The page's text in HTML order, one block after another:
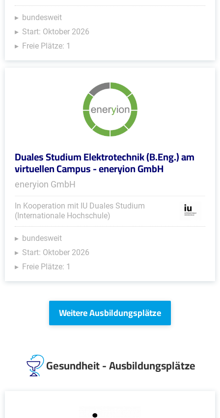
bundesweit
Start: Oktober 2026
Freie Plätze: 1
Duales Studium Elektrotechnik (B.Eng.) am
virtuellen Campus - eneryion GmbH
eneryion GmbH
In Kooperation mit IU Duales Studium
(Internationale Hochschule)
bundesweit
Start: Oktober 2026
Freie Plätze: 1
Weitere Ausbildungsplätze
Gesundheit - Ausbildungsplätze